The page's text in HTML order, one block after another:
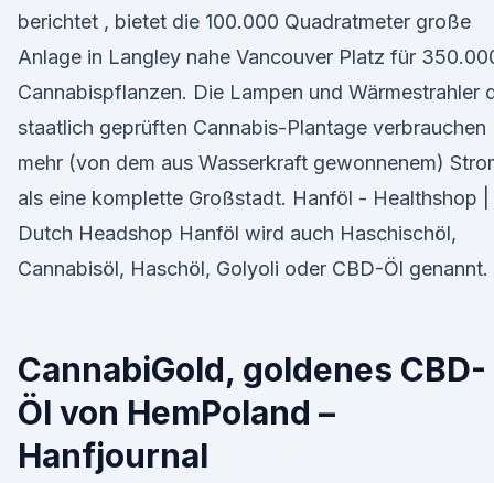
berichtet , bietet die 100.000 Quadratmeter große
Anlage in Langley nahe Vancouver Platz für
Cannabispflanzen. Die Lampen und Wärmestrahler
staatlich geprüften Cannabis-Plantage verbrauchen
mehr (von dem aus Wasserkraft gewonnenem)
als eine komplette Großstadt. Hanföl - Healthshop |
Dutch Headshop Hanföl wird auch Haschischöl,
Cannabisöl, Haschöl, Golyoli oder CBD-Öl genannt.
CannabiGold, goldenes CBD-
Öl von HemPoland –
Hanfjournal